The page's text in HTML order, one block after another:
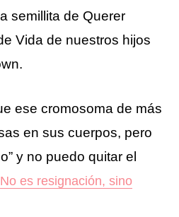
semillita de Querer
Vida de nuestros hijos
ese cromosoma de más
en sus cuerpos, pero
y no puedo quitar el
No es resignación, sino